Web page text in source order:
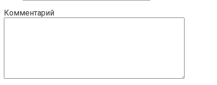
Комментарий